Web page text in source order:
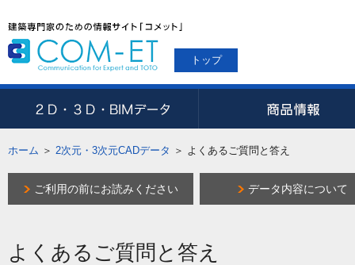
トップ
ホーム ＞ 2次元・3次元CADデータ ＞ よくあるご質問と答え
ご利用の前にお読みください データ内容について
よくあるご質問と答え